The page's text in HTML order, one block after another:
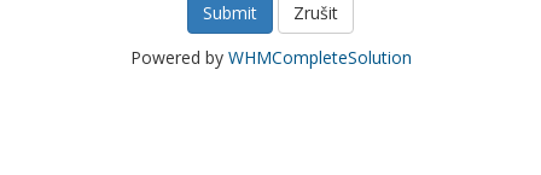
Zrušit
Powered by WHMCompleteSolution